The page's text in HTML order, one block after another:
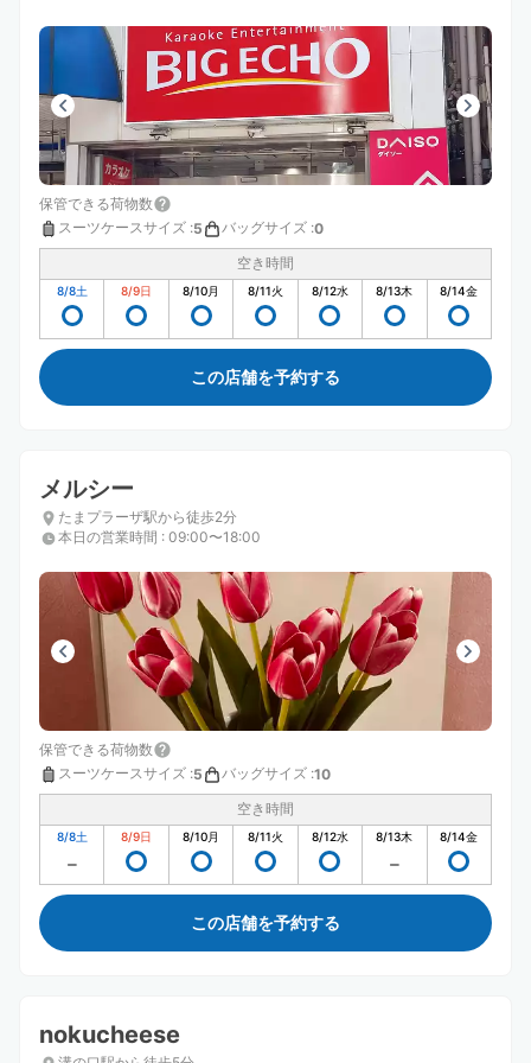
保管できる荷物数
スーツケースサイズ :5 バッグサイズ :0
空き時間
8/8土 8/9日 8/10月 8/11火 8/12水 8/13木 8/14金
この店舗を予約する
メルシー
たまプラーザ駅から徒歩2分
本日の営業時間 : 09:00〜18:00
保管できる荷物数
スーツケースサイズ :5 バッグサイズ :10
空き時間
8/8土 8/9日 8/10月 8/11火 8/12水 8/13木 8/14金
この店舗を予約する
nokucheese